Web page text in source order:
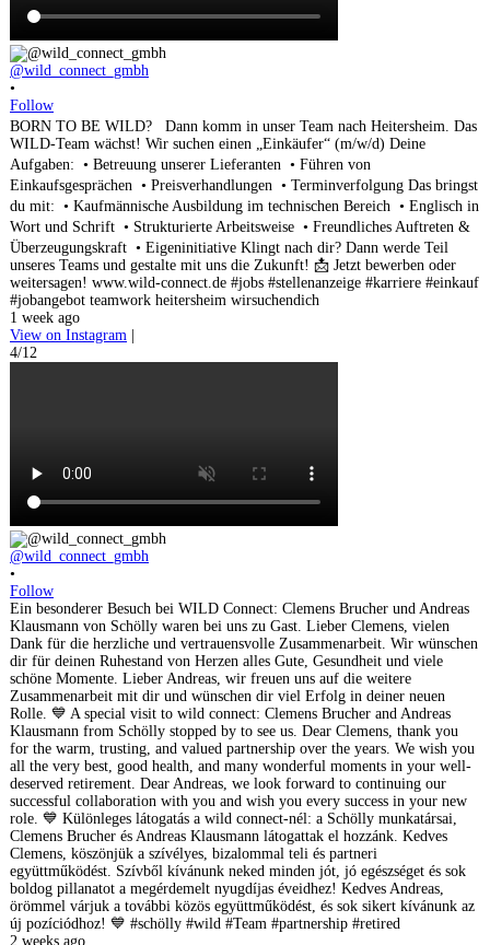
@wild_connect_gmbh
•
Follow
BORN TO BE WILD? Dann komm in unser Team nach Heitersheim. Das
WILD-Team wächst! Wir suchen einen „Einkäufer“ (m/w/d) Deine
Aufgaben: • Betreuung unserer Lieferanten • Führen von
Einkaufsgesprächen • Preisverhandlungen • Terminverfolgung Das bringst
du mit: • Kaufmännische Ausbildung im technischen Bereich • Englisch in
Wort und Schrift • Strukturierte Arbeitsweise • Freundliches Auftreten &
Überzeugungskraft • Eigeninitiative Klingt nach dir? Dann werde Teil
unseres Teams und gestalte mit uns die Zukunft! 📩 Jetzt bewerben oder
weitersagen! www.wild-connect.de #jobs #stellenanzeige #karriere #einkauf
#jobangebot teamwork heitersheim wirsuchendich
1 week ago
View on Instagram |
4/12
@wild_connect_gmbh
•
Follow
Ein besonderer Besuch bei WILD Connect: Clemens Brucher und Andreas
Klausmann von Schölly waren bei uns zu Gast. Lieber Clemens, vielen
Dank für die herzliche und vertrauensvolle Zusammenarbeit. Wir wünschen
dir für deinen Ruhestand von Herzen alles Gute, Gesundheit und viele
schöne Momente. Lieber Andreas, wir freuen uns auf die weitere
Zusammenarbeit mit dir und wünschen dir viel Erfolg in deiner neuen
Rolle. 💙 A special visit to wild connect: Clemens Brucher and Andreas
Klausmann from Schölly stopped by to see us. Dear Clemens, thank you
for the warm, trusting, and valued partnership over the years. We wish you
all the very best, good health, and many wonderful moments in your well-
deserved retirement. Dear Andreas, we look forward to continuing our
successful collaboration with you and wish you every success in your new
role. 💙 Különleges látogatás a wild connect-nél: a Schölly munkatársai,
Clemens Brucher és Andreas Klausmann látogattak el hozzánk. Kedves
Clemens, köszönjük a szívélyes, bizalommal teli és partneri
együttműködést. Szívből kívánunk neked minden jót, jó egészséget és sok
boldog pillanatot a megérdemelt nyugdíjas éveidhez! Kedves Andreas,
örömmel várjuk a további közös együttműködést, és sok sikert kívánunk az
új pozíciódhoz! 💙 #schölly #wild #Team #partnership #retired
2 weeks ago